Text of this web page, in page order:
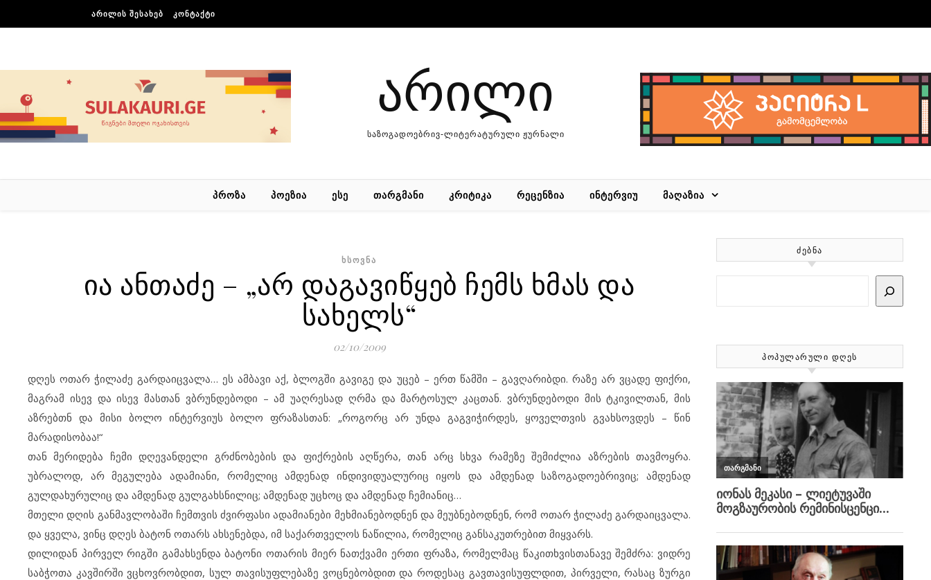
ᲐᲠᲘᲚᲘᲡ ᲨᲔᲡᲐᲮᲔᲑ ᲙᲝᲜᲢᲐᲥᲢᲘ
არილი
საზოგადოებრივ-ლიტერატურული ჟურნალი
ᲞᲠᲝᲖᲐ ᲞᲝᲔᲖᲘᲐ ᲔᲡᲔ ᲗᲐᲠᲒᲛᲐᲜᲘ ᲙᲠᲘᲢᲘᲙᲐ ᲠᲔᲪᲔᲜᲖᲘᲐ ᲘᲜᲢᲔᲠᲕᲘᲣ ᲛᲐᲦᲐᲖᲘᲐ
ᲮᲡᲝᲕᲜᲐ
ია ანთაძე – „არ დაგავიწყებ ჩემს ხმას და
სახელს“
02/10/2009
დღეს ოთარ ჭილაძე გარდაიცვალა… ეს ამბავი აქ, ბლოგში გავიგე და უცებ – ერთ წამში – გავღარიბდი. რაზე არ ვცადე ფიქრი,
მაგრამ ისევ და ისევ მასთან ვბრუნდებოდი – ამ უაღრესად ღრმა და მარტოსულ კაცთან. ვბრუნდებოდი მის ტკივილთან, მის
აზრებთნ და მისი ბოლო ინტერვიუს ბოლო ფრაზასთან: „როგორც არ უნდა გაგვიჭირდეს, ყოველთვის გვახსოვდეს – წინ
მარადისობაა!“
თან მერიდება ჩემი დღევანდელი გრძნობების და ფიქრების აღწერა, თან არც სხვა რამეზე შემიძლია აზრების თავმოყრა.
უბრალოდ, არ მეგულება ადამიანი, რომელიც ამდენად ინდივიდუალურიც იყოს და ამდენად საზოგადოებრივიც; ამდენად
გულდახურულიც და ამდენად გულგახსნილიც; ამდენად უცხოც და ამდენად ჩემიანიც…
მთელი დღის განმავლობაში ჩემთვის ძვირფასი ადამიანები მეხმიანებოდნენ და მეუბნებოდნენ, რომ ოთარ ჭილაძე გარდაიცვალა.
და ყველა, ვინც დღეს ბატონ ოთარს ახსენებდა, იმ საქართველოს ნაწილია, რომელიც განსაკუთრებით მიყვარს.
დილიდან პირველ რიგში გამახსენდა ბატონი ოთარის მიერ ნათქვამი ერთი ფრაზა, რომელმაც წაკითხვისთანავე შემძრა: ვიდრე
საბჭოთა კავშირში ვცხოვრობდით, სულ თავისუფლებაზე ვოცნებობდით და როდესაც გავთავისუფლდით, პირველი, რასაც ზურგი
ᲫᲔᲑᲜᲐ
ᲞᲝᲞᲣᲚᲐᲠᲣᲚᲘ ᲓᲦᲔᲡ